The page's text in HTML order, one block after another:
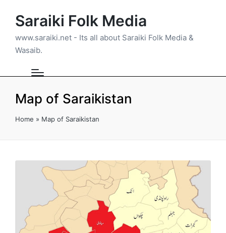
Saraiki Folk Media
www.saraiki.net - Its all about Saraiki Folk Media &
Wasaib.
Map of Saraikistan
Home » Map of Saraikistan